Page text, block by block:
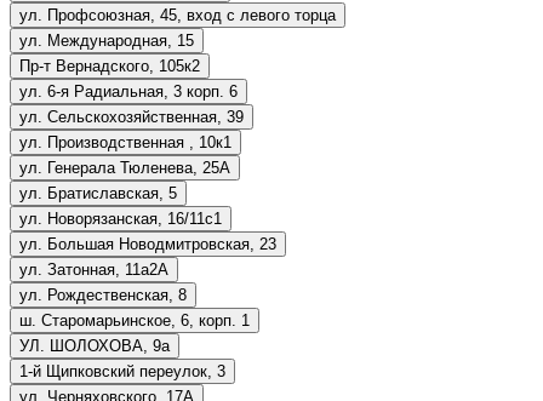
ул. Профсоюзная, 45, вход с левого торца
ул. Международная, 15
Пр-т Вернадского, 105к2
ул. 6-я Радиальная, 3 корп. 6
ул. Сельскохозяйственная, 39
ул. Производственная , 10к1
ул. Генерала Тюленева, 25А
ул. Братиславская, 5
ул. Новорязанская, 16/11с1
ул. Большая Новодмитровская, 23
ул. Затонная, 11а2А
ул. Рождественская, 8
ш. Старомарьинское, 6, корп. 1
УЛ. ШОЛОХОВА, 9а
1-й Щипковский переулок, 3
ул. Черняховского, 17А